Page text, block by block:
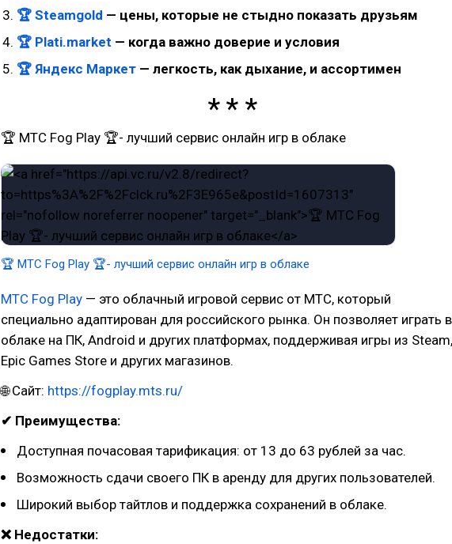
🏆 Steamgold — цены, которые не стыдно показать друзьям
🏆 Plati.market — когда важно доверие и условия
🏆 Яндекс Маркет — легкость, как дыхание, и ассортимен
🏆 MTC Fog Play 🏆- лучший сервис онлайн игр в облаке
🏆 MTC Fog Play 🏆- лучший сервис онлайн игр в облаке
MTC Fog Play — это облачный игровой сервис от МТС, который
специально адаптирован для российского рынка. Он позволяет играть в
облаке на ПК, Android и других платформах, поддерживая игры из Steam,
Epic Games Store и других магазинов.
🌐 Сайт: https://fogplay.mts.ru/
✔ Преимущества:
Доступная почасовая тарификация: от 13 до 63 рублей за час.
Возможность сдачи своего ПК в аренду для других пользователей.
Широкий выбор тайтлов и поддержка сохранений в облаке.
❌ Недостатки: